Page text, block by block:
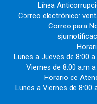
Línea
Correo electrónico:
Correo para
Lunes a Jueves de 8:00
Viernes de 8:00 a.m
Horario de
Lunes a Viernes de 8:00